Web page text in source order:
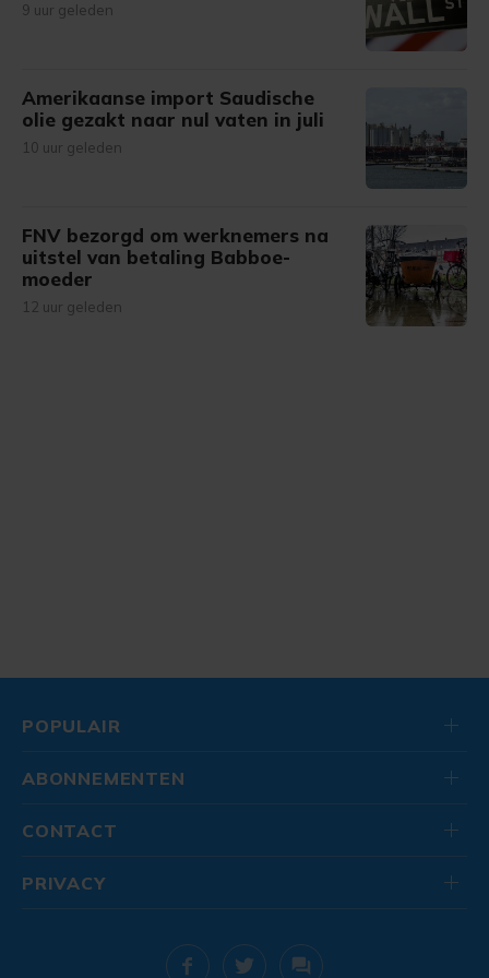
9 uur geleden
Amerikaanse import Saudische
olie gezakt naar nul vaten in juli
10 uur geleden
FNV bezorgd om werknemers na
uitstel van betaling Babboe-
moeder
12 uur geleden
POPULAIR
ABONNEMENTEN
CONTACT
PRIVACY